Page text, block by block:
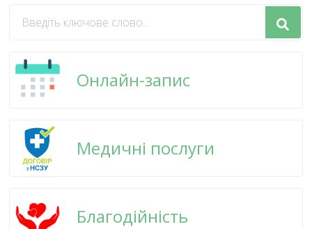
щось?
Онлайн-запис
Медичні послуги
Благодійність